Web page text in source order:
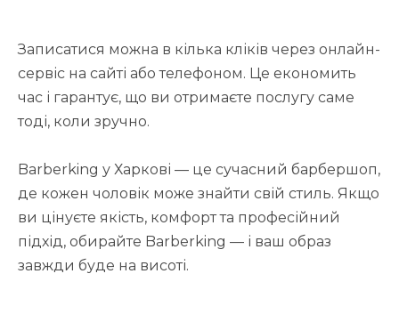
Записатися можна в кілька кліків через онлайн-
сервіс на сайті або телефоном. Це економить
час і гарантує, що ви отримаєте послугу саме
тоді, коли зручно.
Barberking у Харкові — це сучасний барбершоп,
де кожен чоловік може знайти свій стиль. Якщо
ви цінуєте якість, комфорт та професійний
підхід, обирайте Barberking — і ваш образ
завжди буде на висоті.